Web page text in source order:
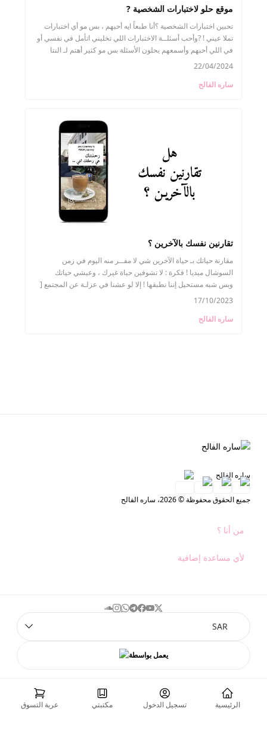
موقع حلو لاختبارات الشخصية ?
تحبين اختبارات الشخصية ؟أنا طبعاً ايه أحبهم ، بس مو أي اختبارات
تملا عيني ! ?وأحب أسئلــة الاختبارات اللي تخليني اتأمل في نفسي أو
في اللي أحبهم وأسمعهم يحلون الأسئلة بس مو كثير أهتم لـ النتا
22/04/2024
ساره الفالح
تقارنين نفسك بالآخرين ؟
مقارنة حياتك بـ حياة الآخرين شي لا مفــر منه اليوم في زمن
السوشال ميديا ! فكرة : لا تشوفين حياة غيرك ، وعيشي حياتك
وبس شبه مستحيل إننا نطبقها ! إلا لو عشنا في عزلـة عن المجتمع [
وهذا خط
17/10/2023
ساره الفالح
ساره الفالح
جميع الحقوق محفوظة © 2026، ساره الفالح
من أنا ؟
لأي مساعدة إضافية
يعمل بواسطة
SAR
twitter
youtube
facebook
telegram
whatsapp
instagram
soundcloud
الرئيسية تسجيل الدخول مكتبتي عربة التسوق